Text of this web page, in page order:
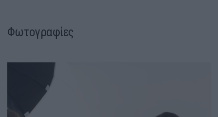
Φωτογραφίες